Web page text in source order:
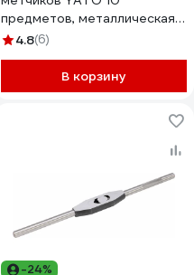
предметов, металлическая
планка YT-29280
4.8(6)
В корзину
-24%